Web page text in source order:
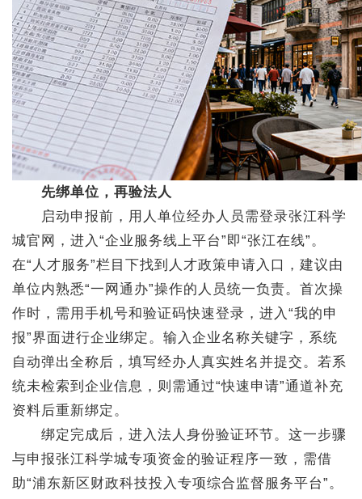
先绑单位，再验法人
启动申报前，用人单位经办人员需登录张江科学
城官网，进入“企业服务线上平台”即“张江在线”。
在“人才服务”栏目下找到人才政策申请入口，建议由
单位内熟悉“一网通办”操作的人员统一负责。首次操
作时，需用手机号和验证码快速登录，进入“我的申
报”界面进行企业绑定。输入企业名称关键字，系统
自动弹出全称后，填写经办人真实姓名并提交。若系
统未检索到企业信息，则需通过“快速申请”通道补充
资料后重新绑定。
绑定完成后，进入法人身份验证环节。这一步骤
与申报张江科学城专项资金的验证程序一致，需借
助“浦东新区财政科技投入专项综合监督服务平台”。